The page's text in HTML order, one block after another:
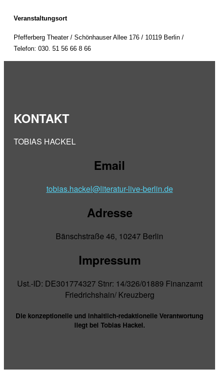
Veranstaltungsort
Pfefferberg Theater / Schönhauser Allee 176 / 10119 Berlin /
Telefon: 030. 51 56 66 8 66
KONTAKT
TOBIAS HACKEL
Email
tobias.hackel@literatur-live-berlin.de
Adresse
Bänschstraße 46, 10247 Berlin
Impressum
Ust.-ID: DE301774327 Stnr: 14/326/01889 Finanzamt
Friedrichshain/ Kreuzberg
Die konzeptionelle und inhaltlich-redaktionelle Verantwortung
liegt bei Tobias Hackel.